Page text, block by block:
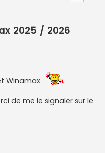
2025 / 2026
Winamax
de me le signaler sur le